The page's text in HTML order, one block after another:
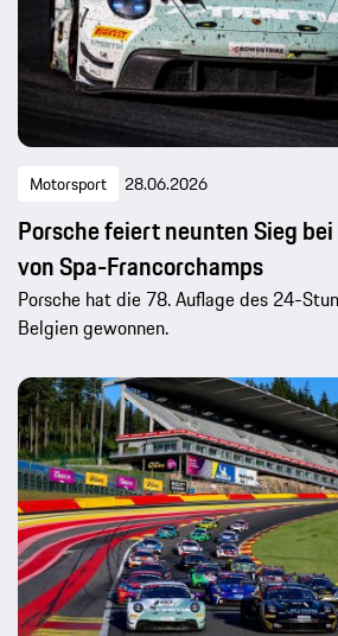
Motorsport 28.06.2026
Porsche feiert neunten Sieg
von Spa-Francorchamps
Porsche hat die 78. Auflage des 24-
Belgien gewonnen.